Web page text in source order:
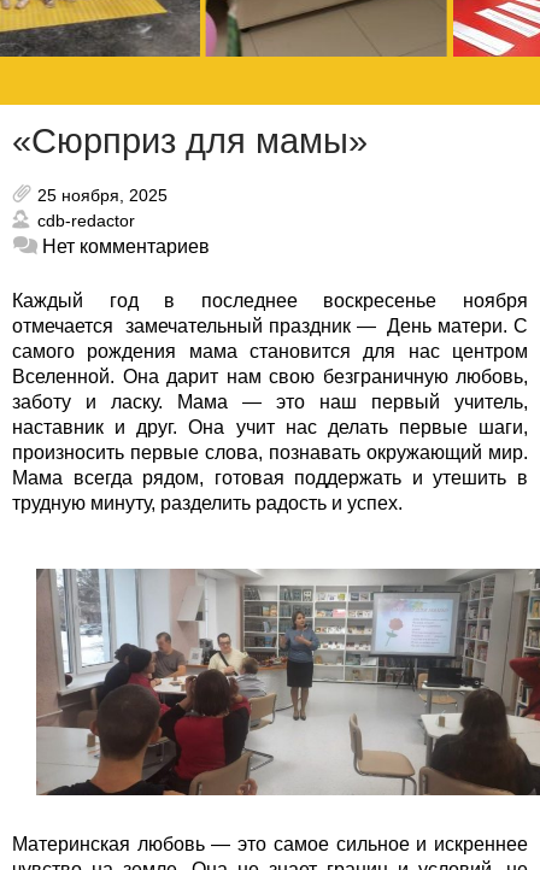
«Сюрприз для мамы»
25 ноября, 2025
cdb-redactor
Нет комментариев
Каждый год в последнее воскресенье ноября
отмечается замечательный праздник — День матери. С
самого рождения мама становится для нас центром
Вселенной. Она дарит нам свою безграничную любовь,
заботу и ласку. Мама — это наш первый учитель,
наставник и друг.Она учит нас делать первые шаги,
произносить первые слова, познавать окружающий мир.
Мама всегда рядом, готовая поддержать и утешить в
трудную минуту, разделить радость и успех.
Материнская любовь — это самое сильное и искреннее